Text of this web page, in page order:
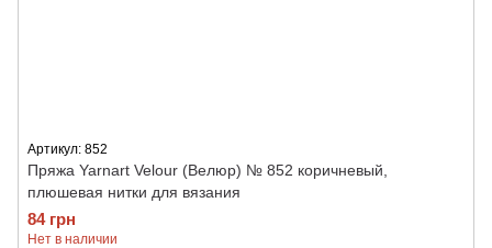
Артикул: 852
Пряжа Yarnart Velour (Велюр) № 852 коричневый,
плюшевая нитки для вязания
84 грн
Нет в наличии